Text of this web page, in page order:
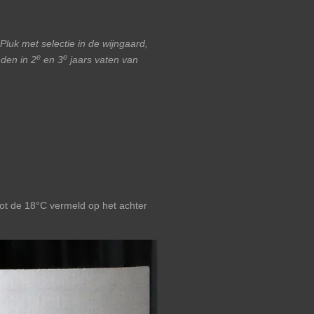
met selectie in de wijngaard,
in 2e en 3e jaars vaten van
de 18°C vermeld op het achter